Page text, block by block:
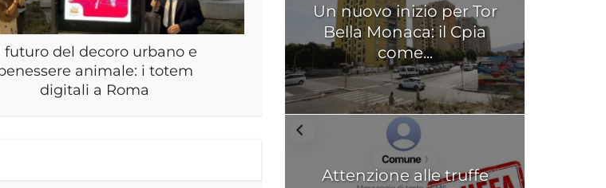
futuro del decoro urbano e
animale: i totem
digitali a Roma
Un nuovo inizio per Tor
Bella Monaca: il Cpia
come...
Attenzione alle truffe